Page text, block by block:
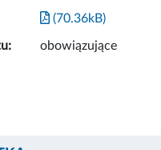
(70.36kB)
obowiązujące